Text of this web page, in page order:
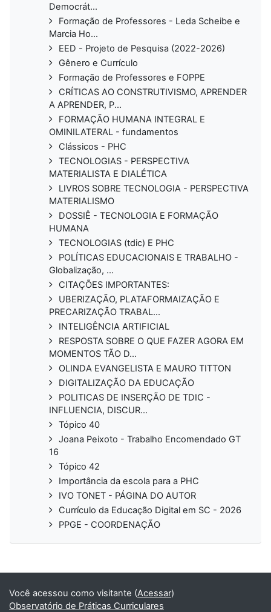
Democrát...
Formação de Professores - Leda Scheibe e
Marcia Ho...
EED - Projeto de Pesquisa (2022-2026)
Gênero e Currículo
Formação de Professores e FOPPE
CRÍTICAS AO CONSTRUTIVISMO, APRENDER
A APRENDER, P...
FORMAÇÃO HUMANA INTEGRAL E
OMINILATERAL - fundamentos
Clássicos - PHC
TECNOLOGIAS - PERSPECTIVA
MATERIALISTA E DIALÉTICA
LIVROS SOBRE TECNOLOGIA - PERSPECTIVA
MATERIALISMO
DOSSIÊ - TECNOLOGIA E FORMAÇÃO
HUMANA
TECNOLOGIAS (tdic) E PHC
POLÍTICAS EDUCACIONAIS E TRABALHO -
Globalização, ...
CITAÇÕES IMPORTANTES:
UBERIZAÇÃO, PLATAFORMAIZAÇÃO E
PRECARIZAÇÃO TRABAL...
INTELIGÊNCIA ARTIFICIAL
RESPOSTA SOBRE O QUE FAZER AGORA EM
MOMENTOS TÃO D...
OLINDA EVANGELISTA E MAURO TITTON
DIGITALIZAÇÃO DA EDUCAÇÃO
POLITICAS DE INSERÇÃO DE TDIC -
INFLUENCIA, DISCUR...
Tópico 40
Joana Peixoto - Trabalho Encomendado GT
16
Tópico 42
Importância da escola para a PHC
IVO TONET - PÁGINA DO AUTOR
Currículo da Educação Digital em SC - 2026
PPGE - COORDENAÇÃO
Você acessou como visitante (Acessar)
Observatório de Práticas Curriculares